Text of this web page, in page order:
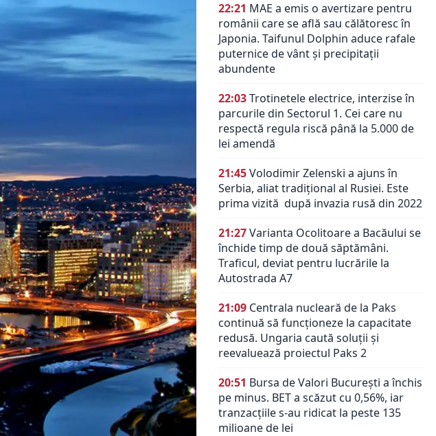
22:21 MAE a emis o avertizare pentru
românii care se află sau călătoresc în
Japonia. Taifunul Dolphin aduce rafale
puternice de vânt și precipitații
abundente
22:03Trotinetele electrice, interzise în
parcurile din Sectorul 1. Cei care nu
respectă regula riscă până la 5.000 de
lei amendă
21:45Volodimir Zelenski a ajuns în
Serbia, aliat tradiţional al Rusiei. Este
prima vizită după invazia rusă din 2022
21:27Varianta Ocolitoare a Bacăului se
închide timp de două săptămâni.
Traficul, deviat pentru lucrările la
Autostrada A7
21:09 Centrala nucleară de la Paks
continuă să funcționeze la capacitate
redusă. Ungaria caută soluții și
reevaluează proiectul Paks 2
20:51 Bursa de Valori București a închis
pe minus. BET a scăzut cu 0,56%, iar
tranzacțiile s-au ridicat la peste 135
milioane de lei